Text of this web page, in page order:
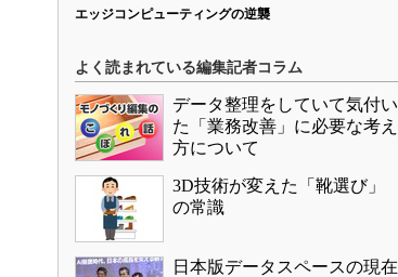
エッジコンピューティングの逆襲
よく読まれている編集記者コラム
データ整理をしていて気付い
た「業務改善」に必要な考え
方について
3D技術が変えた「靴選び」
の常識
日本版データスペースの現在